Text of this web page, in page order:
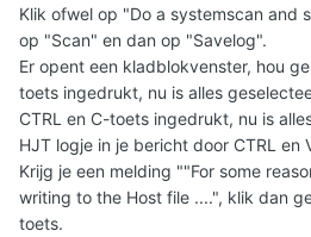
Klik ofwel op "Do a systemscan and
op "Scan" en dan op "Savelog".
Er opent een kladblokvenster, hou
toets ingedrukt, nu is alles
CTRL en C-toets ingedrukt, nu is
HJT logje in je bericht door CTRL en
Krijg je een melding ""For some
writing to the Host file ....", klik dan
toets.